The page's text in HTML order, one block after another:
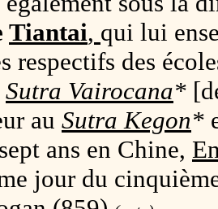
Tiantai, qui lui
respectifs des
Sutra Vairocana*
au Sutra Kegon*
ans en Chine,
jour du